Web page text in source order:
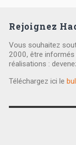
Rejoignez
Vous souhaitez
2000, être informés
réalisations :
Téléchargez ici le